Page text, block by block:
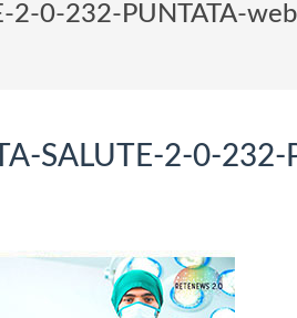
2-0-232-PUNTATA-web
SALUTE-2-0-